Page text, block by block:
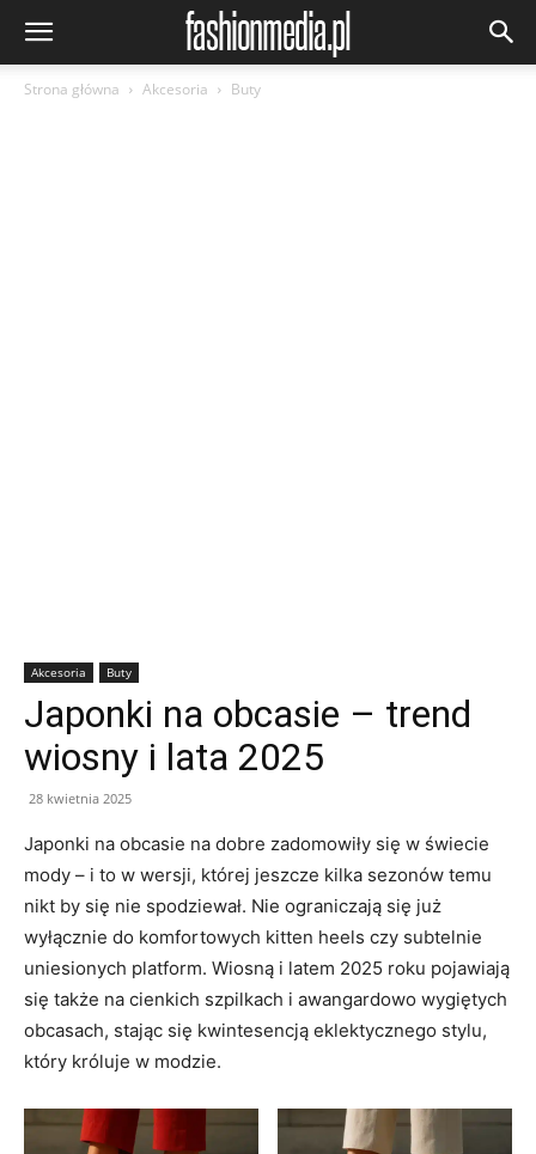
Strona główna Akcesoria Buty
Akcesoria Buty
Japonki na obcasie – trend
wiosny i lata 2025
28 kwietnia 2025
Japonki na obcasie na dobre zadomowiły się w świecie
mody – i to w wersji, której jeszcze kilka sezonów temu
nikt by się nie spodziewał. Nie ograniczają się już
wyłącznie do komfortowych kitten heels czy subtelnie
uniesionych platform. Wiosną i latem 2025 roku pojawiają
się także na cienkich szpilkach i awangardowo wygiętych
obcasach, stając się kwintesencją eklektycznego stylu,
który króluje w modzie.